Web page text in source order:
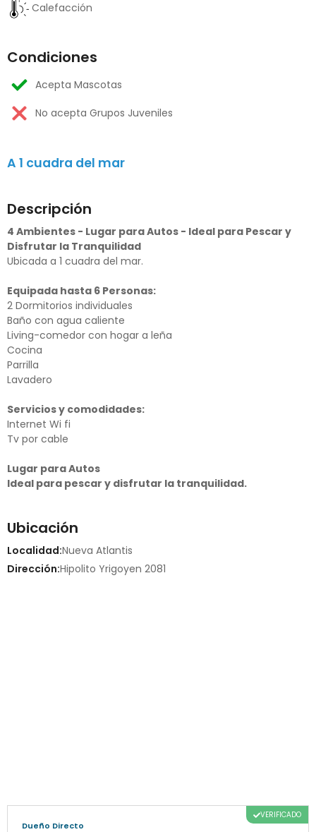
Calefacción
Condiciones
Acepta Mascotas
No acepta Grupos Juveniles
A 1 cuadra del mar
Descripción
4 Ambientes - Lugar para Autos - Ideal para Pescar y
Disfrutar la Tranquilidad
Ubicada a 1 cuadra del mar.
Equipada hasta 6 Personas:
2 Dormitorios individuales
Baño con agua caliente
Living-comedor con hogar a leña
Cocina
Parrilla
Lavadero
Servicios y comodidades:
Internet Wi fi
Tv por cable
Lugar para Autos
Ideal para pescar y disfrutar la tranquilidad.
Ubicación
Localidad:Nueva Atlantis
Dirección:Hipolito Yrigoyen 2081
Dueño Directo
VERIFICADO